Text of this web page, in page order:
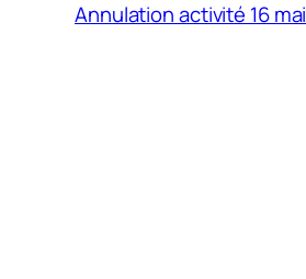
Annulation activité 16 mai